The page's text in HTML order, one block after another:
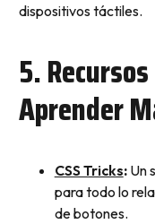
dispositivos táctiles.
5.
Aprender
CSS Tricks: Un
para todo lo
de botones.